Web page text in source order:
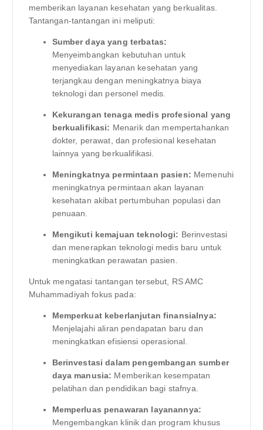
memberikan layanan kesehatan yang berkualitas.
Tantangan-tantangan ini meliputi:
Sumber daya yang terbatas:
Menyeimbangkan kebutuhan untuk
menyediakan layanan kesehatan yang
terjangkau dengan meningkatnya biaya
teknologi dan personel medis.
Kekurangan tenaga medis profesional yang
berkualifikasi: Menarik dan mempertahankan
dokter, perawat, dan profesional kesehatan
lainnya yang berkualifikasi.
Meningkatnya permintaan pasien: Memenuhi
meningkatnya permintaan akan layanan
kesehatan akibat pertumbuhan populasi dan
penuaan.
Mengikuti kemajuan teknologi: Berinvestasi
dan menerapkan teknologi medis baru untuk
meningkatkan perawatan pasien.
Untuk mengatasi tantangan tersebut, RS AMC
Muhammadiyah fokus pada:
Memperkuat keberlanjutan finansialnya:
Menjelajahi aliran pendapatan baru dan
meningkatkan efisiensi operasional.
Berinvestasi dalam pengembangan sumber
daya manusia: Memberikan kesempatan
pelatihan dan pendidikan bagi stafnya.
Memperluas penawaran layanannya:
Mengembangkan klinik dan program khusus